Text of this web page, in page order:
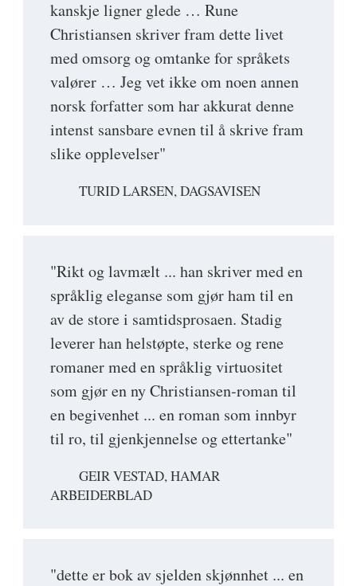
kanskje ligner glede … Rune
Christiansen skriver fram dette livet
med omsorg og omtanke for språkets
valører … Jeg vet ikke om noen annen
norsk forfatter som har akkurat denne
intenst sansbare evnen til å skrive fram
slike opplevelser"
TURID LARSEN, DAGSAVISEN
"Rikt og lavmælt ... han skriver med en
språklig eleganse som gjør ham til en
av de store i samtidsprosaen. Stadig
leverer han helstøpte, sterke og rene
romaner med en språklig virtuositet
som gjør en ny Christiansen-roman til
en begivenhet ... en roman som innbyr
til ro, til gjenkjennelse og ettertanke"
GEIR VESTAD, HAMAR
ARBEIDERBLAD
"dette er bok av sjelden skjønnhet ... en